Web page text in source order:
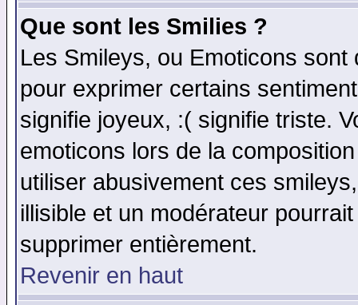
Que sont les Smilies ?
Les Smileys, ou Emoticons
pour exprimer certains
signifie joyeux, :( signifie triste.
emoticons lors de la
utiliser abusivement ces
illisible et un modérateur
supprimer entièrement.
Revenir en haut